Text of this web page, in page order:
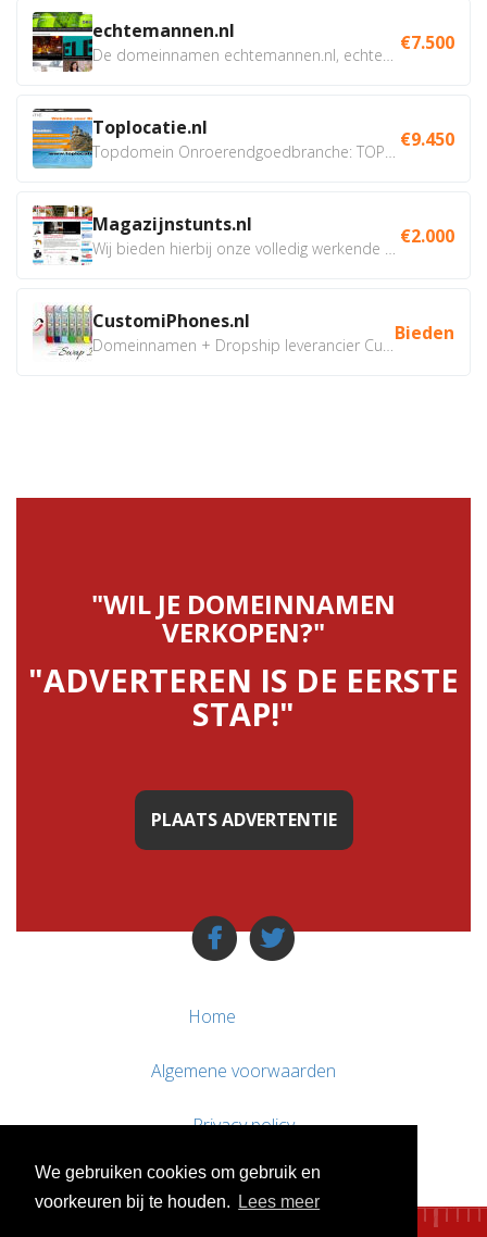
We gebruiken cookies om gebruik en
voorkeuren bij te houden.
Lees meer
echtemannen.nl €7.500
Toplocatie.nl €9.450
Magazijnstunts.nl €2.000
CustomiPhones.nl Bieden
"WIL JE DOMEINNAMEN
VERKOPEN?"
"ADVERTEREN IS DE EERSTE
STAP!"
PLAATS ADVERTENTIE
Home
Algemene voorwaarden
Privacy policy
Contact / Support